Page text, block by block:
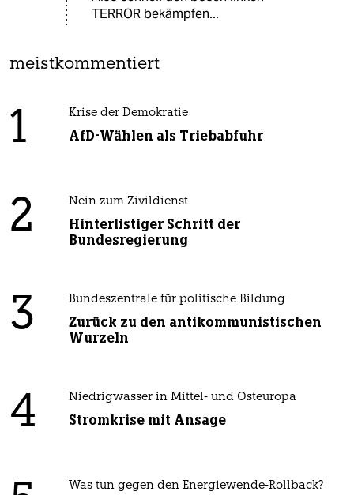
TERROR bekämpfen...
meistkommentiert
1 Krise der Demokratie
AfD-Wählen als Triebabfuhr
2 Nein zum Zivildienst
Hinterlistiger Schritt der
Bundesregierung
3 Bundeszentrale für politische Bildung
Zurück zu den antikommunistischen
Wurzeln
4 Niedrigwasser in Mittel- und Osteuropa
Stromkrise mit Ansage
Was tun gegen den Energiewende-Rollback?